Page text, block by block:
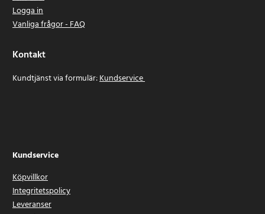
Logga in
Vanliga frågor - FAQ
Kontakt
Kundtjänst via formulär:Kundservice
Kundservice
Köpvillkor
Integritetspolicy
Leveranser